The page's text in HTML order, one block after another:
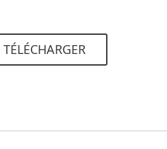
TÉLÉCHARGER